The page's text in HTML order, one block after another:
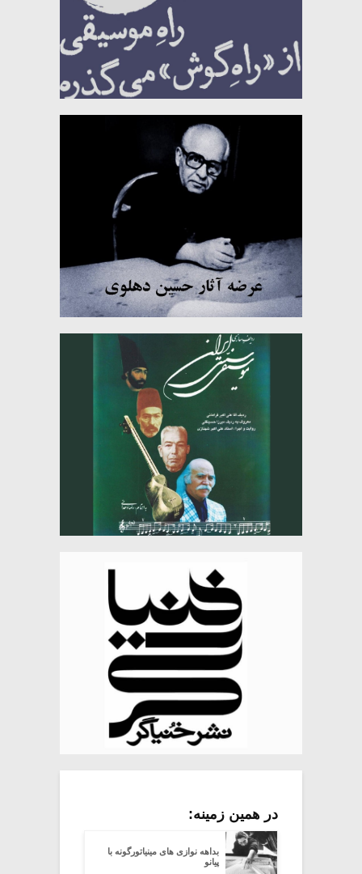
در همین زمینه:
بداهه نوازى هاى مینیاتورگونه با
پیانو